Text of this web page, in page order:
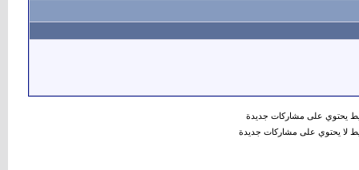
يحتوي على مشاركات جديدة
لا يحتوي على مشاركات جديدة